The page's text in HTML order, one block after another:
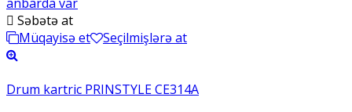
Səbətə at
Müqayisə et
Seçilmişlərə at
Drum kartric PRINSTYLE CE314A